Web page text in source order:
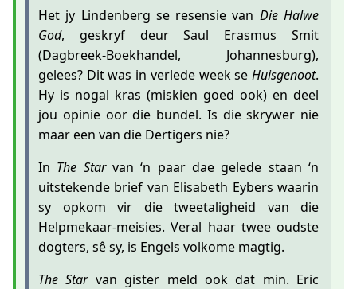
Het jy Lindenberg se resensie van Die Halwe
God, geskryf deur Saul Erasmus Smit
(Dagbreek-Boekhandel, Johannesburg),
gelees? Dit was in verlede week se Huisgenoot.
Hy is nogal kras (miskien goed ook) en deel
jou opinie oor die bundel. Is die skrywer nie
maar een van die Dertigers nie?
In The Starvan ‘n paar dae gelede staan ‘n
uitstekende brief van Elisabeth Eybers waarin
sy opkom vir die tweetaligheid van die
Helpmekaar-meisies. Veral haar twee oudste
dogters, sê sy, is Engels volkome magtig.
The Starvan gister meld ook dat min. Eric